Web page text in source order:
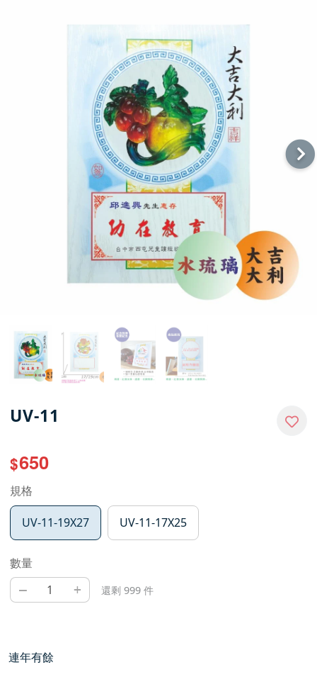
UV-11
$650
規格
UV-11-19X27 UV-11-17X25
數量
– + 還剩 999 件
連年有餘